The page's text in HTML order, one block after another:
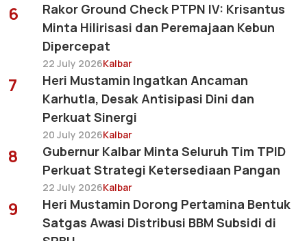
6
Rakor Ground Check PTPN IV: Krisantus
Minta Hilirisasi dan Peremajaan Kebun
Dipercepat
22 July 2026Kalbar
7
Heri Mustamin Ingatkan Ancaman
Karhutla, Desak Antisipasi Dini dan
Perkuat Sinergi
20 July 2026Kalbar
8
Gubernur Kalbar Minta Seluruh Tim TPID
Perkuat Strategi Ketersediaan Pangan
22 July 2026Kalbar
9
Heri Mustamin Dorong Pertamina Bentuk
Satgas Awasi Distribusi BBM Subsidi di